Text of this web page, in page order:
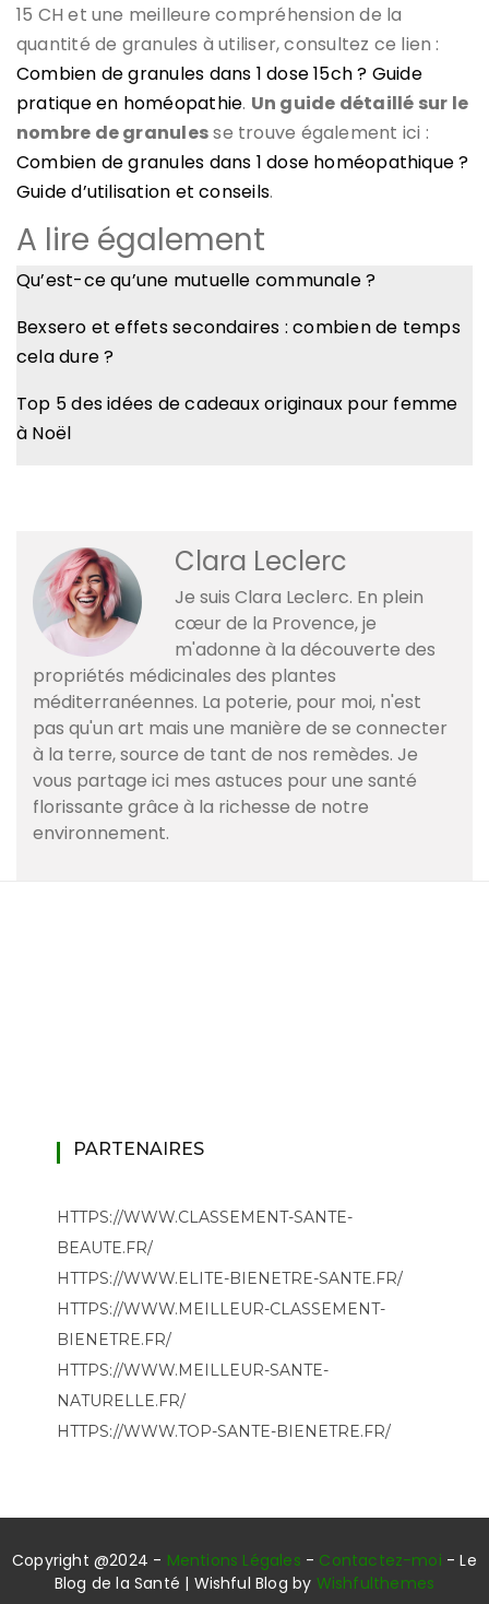
15 CH et une meilleure compréhension de la
quantité de granules à utiliser, consultez ce lien :
Combien de granules dans 1 dose 15ch ? Guide
pratique en homéopathie. Un guide détaillé sur le
nombre de granulesse trouve également ici :
Combien de granules dans 1 dose homéopathique ?
Guide d’utilisation et conseils.
A lire également
Qu’est-ce qu’une mutuelle communale ?
Bexsero et effets secondaires : combien de temps
cela dure ?
Top 5 des idées de cadeaux originaux pour femme
à Noël
Clara Leclerc
Je suis Clara Leclerc. En plein
cœur de la Provence, je
m'adonne à la découverte des
propriétés médicinales des plantes
méditerranéennes. La poterie, pour moi, n'est
pas qu'un art mais une manière de se connecter
à la terre, source de tant de nos remèdes. Je
vous partage ici mes astuces pour une santé
florissante grâce à la richesse de notre
environnement.
PARTENAIRES
HTTPS://WWW.CLASSEMENT-SANTE-
BEAUTE.FR/
HTTPS://WWW.ELITE-BIENETRE-SANTE.FR/
HTTPS://WWW.MEILLEUR-CLASSEMENT-
BIENETRE.FR/
HTTPS://WWW.MEILLEUR-SANTE-
NATURELLE.FR/
HTTPS://WWW.TOP-SANTE-BIENETRE.FR/
Copyright @2024 - Mentions Légales - Contactez-moi - Le
Blog de la Santé | Wishful Blog by Wishfulthemes